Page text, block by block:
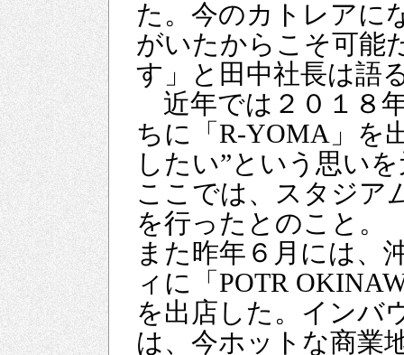
た。今のカトレアに
がいたからこそ可能
す」と田中社長は語
近年では２０１８
ちに「R-YOMA」を
したい”という思い
ここでは、スタジア
を行ったとのこと。
また昨年６月には、
ィに「POTR
を出店した。インバ
は、今ホットな商業